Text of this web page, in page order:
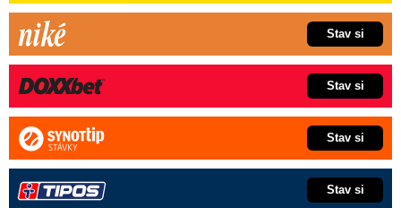
Stav si
Stav si
Stav si
Stav si